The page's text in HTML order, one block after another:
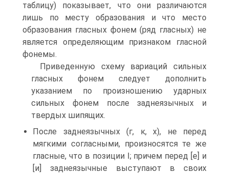
таблицу) показывает, что они различаются
лишь по месту образования и что место
образования гласных фонем (ряд гласных) не
является определяющим признаком гласной
фонемы.
Приведенную схему вариаций сильных
гласных фонем следует дополнить
указанием по произношению ударных
сильных фонем после заднеязычных и
твердых шипящих.
После заднеязычных (г, к, х), не перед
мягкими согласными, произносятся те же
гласные, что в позиции I; причем перед [е] и
[и] заднеязычные выступают в своих